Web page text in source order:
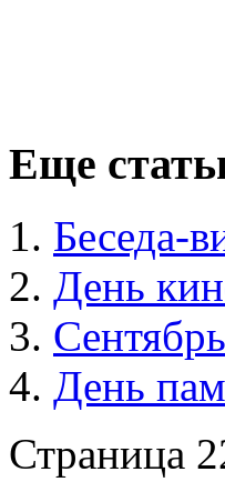
Еще
Беседа-
День
День
Страница